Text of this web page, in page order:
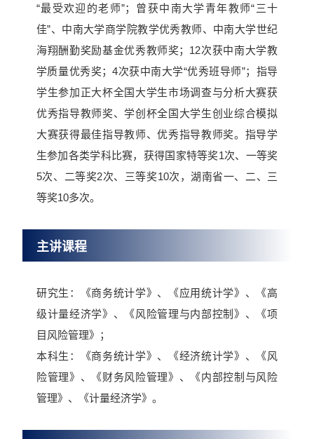
“最受欢迎的老师”；曾获中南大学青年教师“三十
佳”、中南大学商学院教学优秀教师、中南大学世纪
海翔酬勤奖励基金优秀教师奖；12次获中南大学教
学质量优秀奖；4次获中南大学“优秀班导师”；指导
学生参加正大杯全国大学生市场调查与分析大赛获
优秀指导教师奖、学创杯全国大学生创业综合模拟
大赛获得最佳指导教师、优秀指导教师奖。指导学
生参加各类学科比赛，获得国家特等奖1次、一等奖
5次、二等奖2次、三等奖10次，湖南省一、二、三
等奖10多次。
主讲课程
研究生：《商务统计学》、《应用统计学》、《高
级计量经济学》、《风险管理与内部控制》、《项
目风险管理》；
本科生：《商务统计学》、《经济统计学》、《风
险管理》、《财务风险管理》、《内部控制与风险
管理》、《计量经济学》。